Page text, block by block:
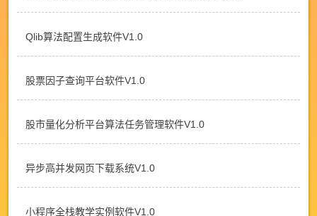
Qlib算法配置生成软件V1.0
股票因子查询平台软件V1.0
股市量化分析平台算法任务管理软件V1.0
异步高并发网页下载系统V1.0
小程序全栈教学实例软件V1.0